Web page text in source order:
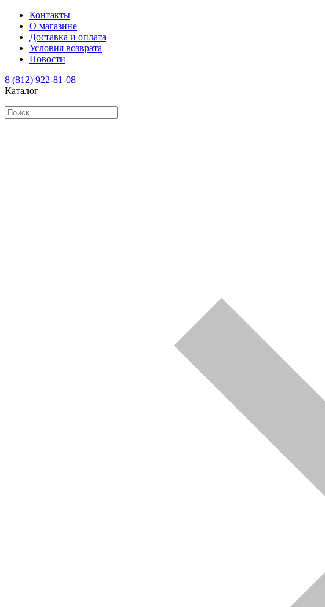
Контакты
О магазине
Доставка и оплата
Условия возврата
Новости
8 (812) 922-81-08
Каталог